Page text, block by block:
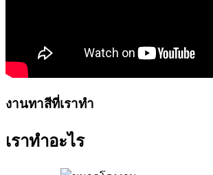
งานทาสีที่เราทำ
เราทำอะไร